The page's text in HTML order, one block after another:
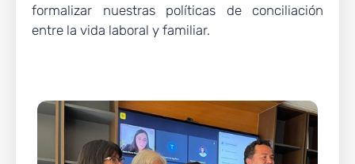
formalizar nuestras políticas de conciliación
entre la vida laboral y familiar.